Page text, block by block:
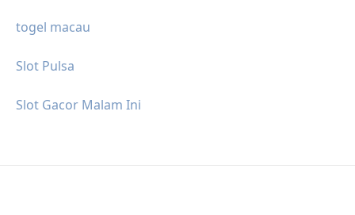
togel macau
Slot Pulsa
Slot Gacor Malam Ini